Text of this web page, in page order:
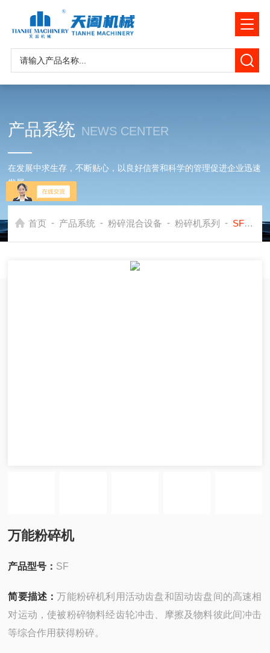
产品系统 NEWS CENTER
在发展中求生存，不断贴心，以良好信誉和科学的管理促进企业迅速
发展
首页 - 产品系统 - 粉碎混合设备 - 粉碎机系列 - SF万能粉碎机
万能粉碎机
产品型号： SF
简要描述：万能粉碎机利用活动齿盘和固动齿盘间的高速相
对运动，使被粉碎物料经齿轮冲击、摩擦及物料彼此间冲击
等综合作用获得粉碎。